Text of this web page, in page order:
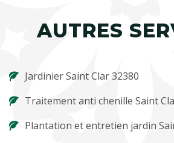
AUTRES
Jardinier Saint Clar 32380
Traitement anti chenille Saint
Plantation et entretien jardin